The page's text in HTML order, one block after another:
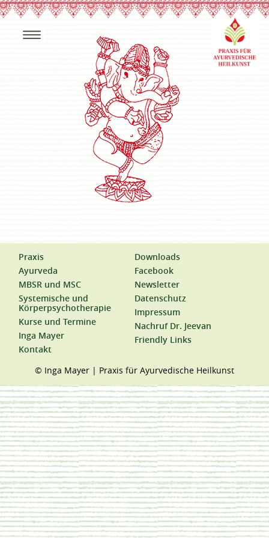
Praxis
Ayurveda
MBSR und MSC
Systemische und
Körperpsychotherapie
Kurse und Termine
Inga Mayer
Kontakt
Downloads
Facebook
Newsletter
Datenschutz
Impressum
Nachruf Dr. Jeevan
Friendly Links
© Inga Mayer | Praxis für Ayurvedische Heilkunst